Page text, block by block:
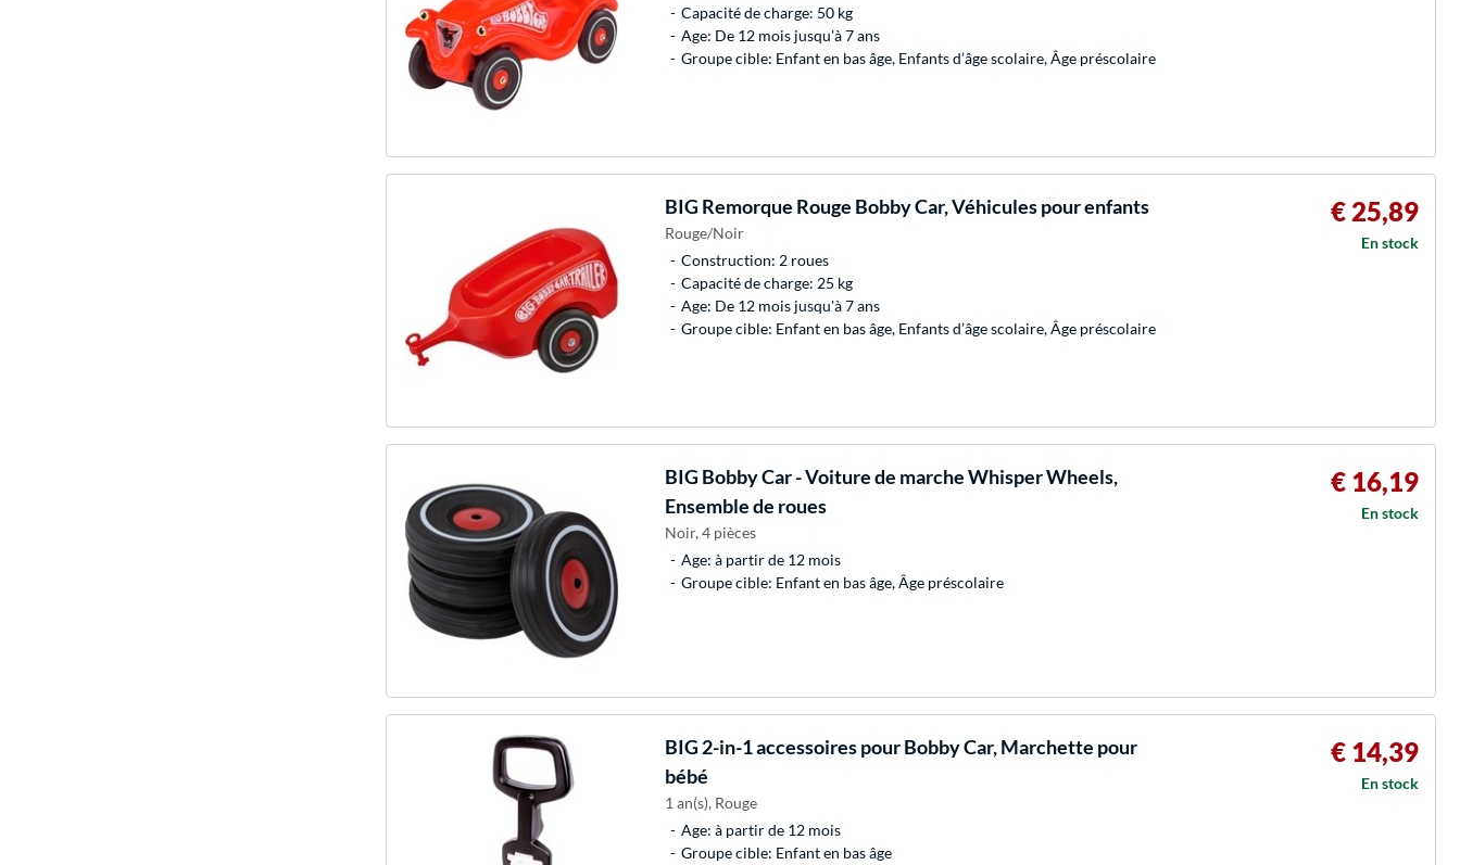
Capacité de charge: 50 kg
Age: De 12 mois jusqu'à 7 ans
Groupe cible: Enfant en bas âge, Enfants d’âge scolaire, Âge préscolaire
BIG Remorque Rouge Bobby Car, Véhicules pour enfants
Rouge/Noir
Construction: 2 roues
Capacité de charge: 25 kg
Age: De 12 mois jusqu'à 7 ans
Groupe cible: Enfant en bas âge, Enfants d’âge scolaire, Âge préscolaire
€ 25,89
En stock
BIG Bobby Car - Voiture de marche Whisper Wheels,
Ensemble de roues
Noir, 4 pièces
Age: à partir de 12 mois
Groupe cible: Enfant en bas âge, Âge préscolaire
€ 16,19
En stock
BIG 2-in-1 accessoires pour Bobby Car, Marchette pour
bébé
1 an(s), Rouge
Age: à partir de 12 mois
Groupe cible: Enfant en bas âge
€ 14,39
En stock